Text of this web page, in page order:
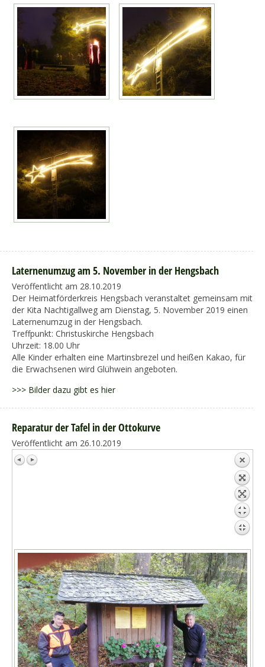
Laternenumzug am 5. November in der Hengsbach
Veröffentlicht am 28.10.2019
Der Heimatförderkreis Hengsbach veranstaltet gemeinsam mit
der Kita Nachtigallweg am Dienstag, 5. November 2019 einen
Laternenumzug in der Hengsbach.
Treffpunkt: Christuskirche Hengsbach
Uhrzeit: 18.00 Uhr
Alle Kinder erhalten eine Martinsbrezel und heißen Kakao, für
die Erwachsenen wird Glühwein angeboten.
>>> Bilder dazu gibt es hier
Reparatur der Tafel in der Ottokurve
Veröffentlicht am 26.10.2019